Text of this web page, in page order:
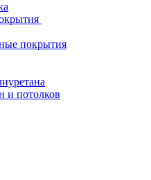
покрытия
и потолков